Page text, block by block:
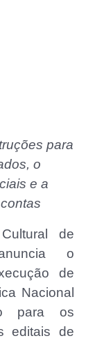
para
o
e a
de
o
de
Nacional
para os
editais de